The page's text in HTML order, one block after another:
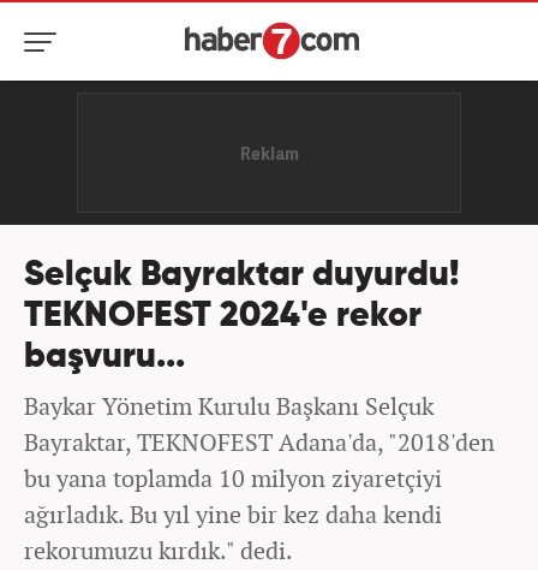
Selçuk Bayraktar duyurdu!
TEKNOFEST 2024'e rekor
başvuru...
Baykar Yönetim Kurulu Başkanı Selçuk
Bayraktar, TEKNOFEST Adana'da, "2018'den
bu yana toplamda 10 milyon ziyaretçiyi
ağırladık. Bu yıl yine bir kez daha kendi
rekorumuzu kırdık." dedi.